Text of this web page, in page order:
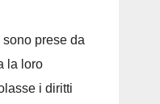
prese da
la loro
i diritti